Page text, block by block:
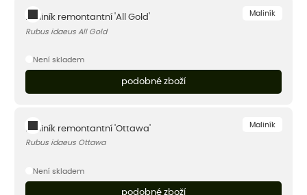
Maliník
Maliník remontantní 'All Gold'
Rubus idaeus All Gold
Není skladem
podobné zboží
Maliník
Maliník remontantní 'Ottawa'
Rubus idaeus Ottawa
Není skladem
podobné zboží